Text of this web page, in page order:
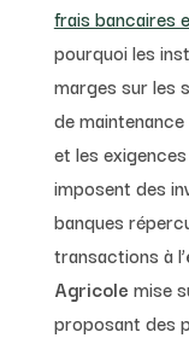
frais bancaires
pourquoi les
marges sur les
de
et les
imposent des
banques
transactions à l’
Agricole mise
proposant des